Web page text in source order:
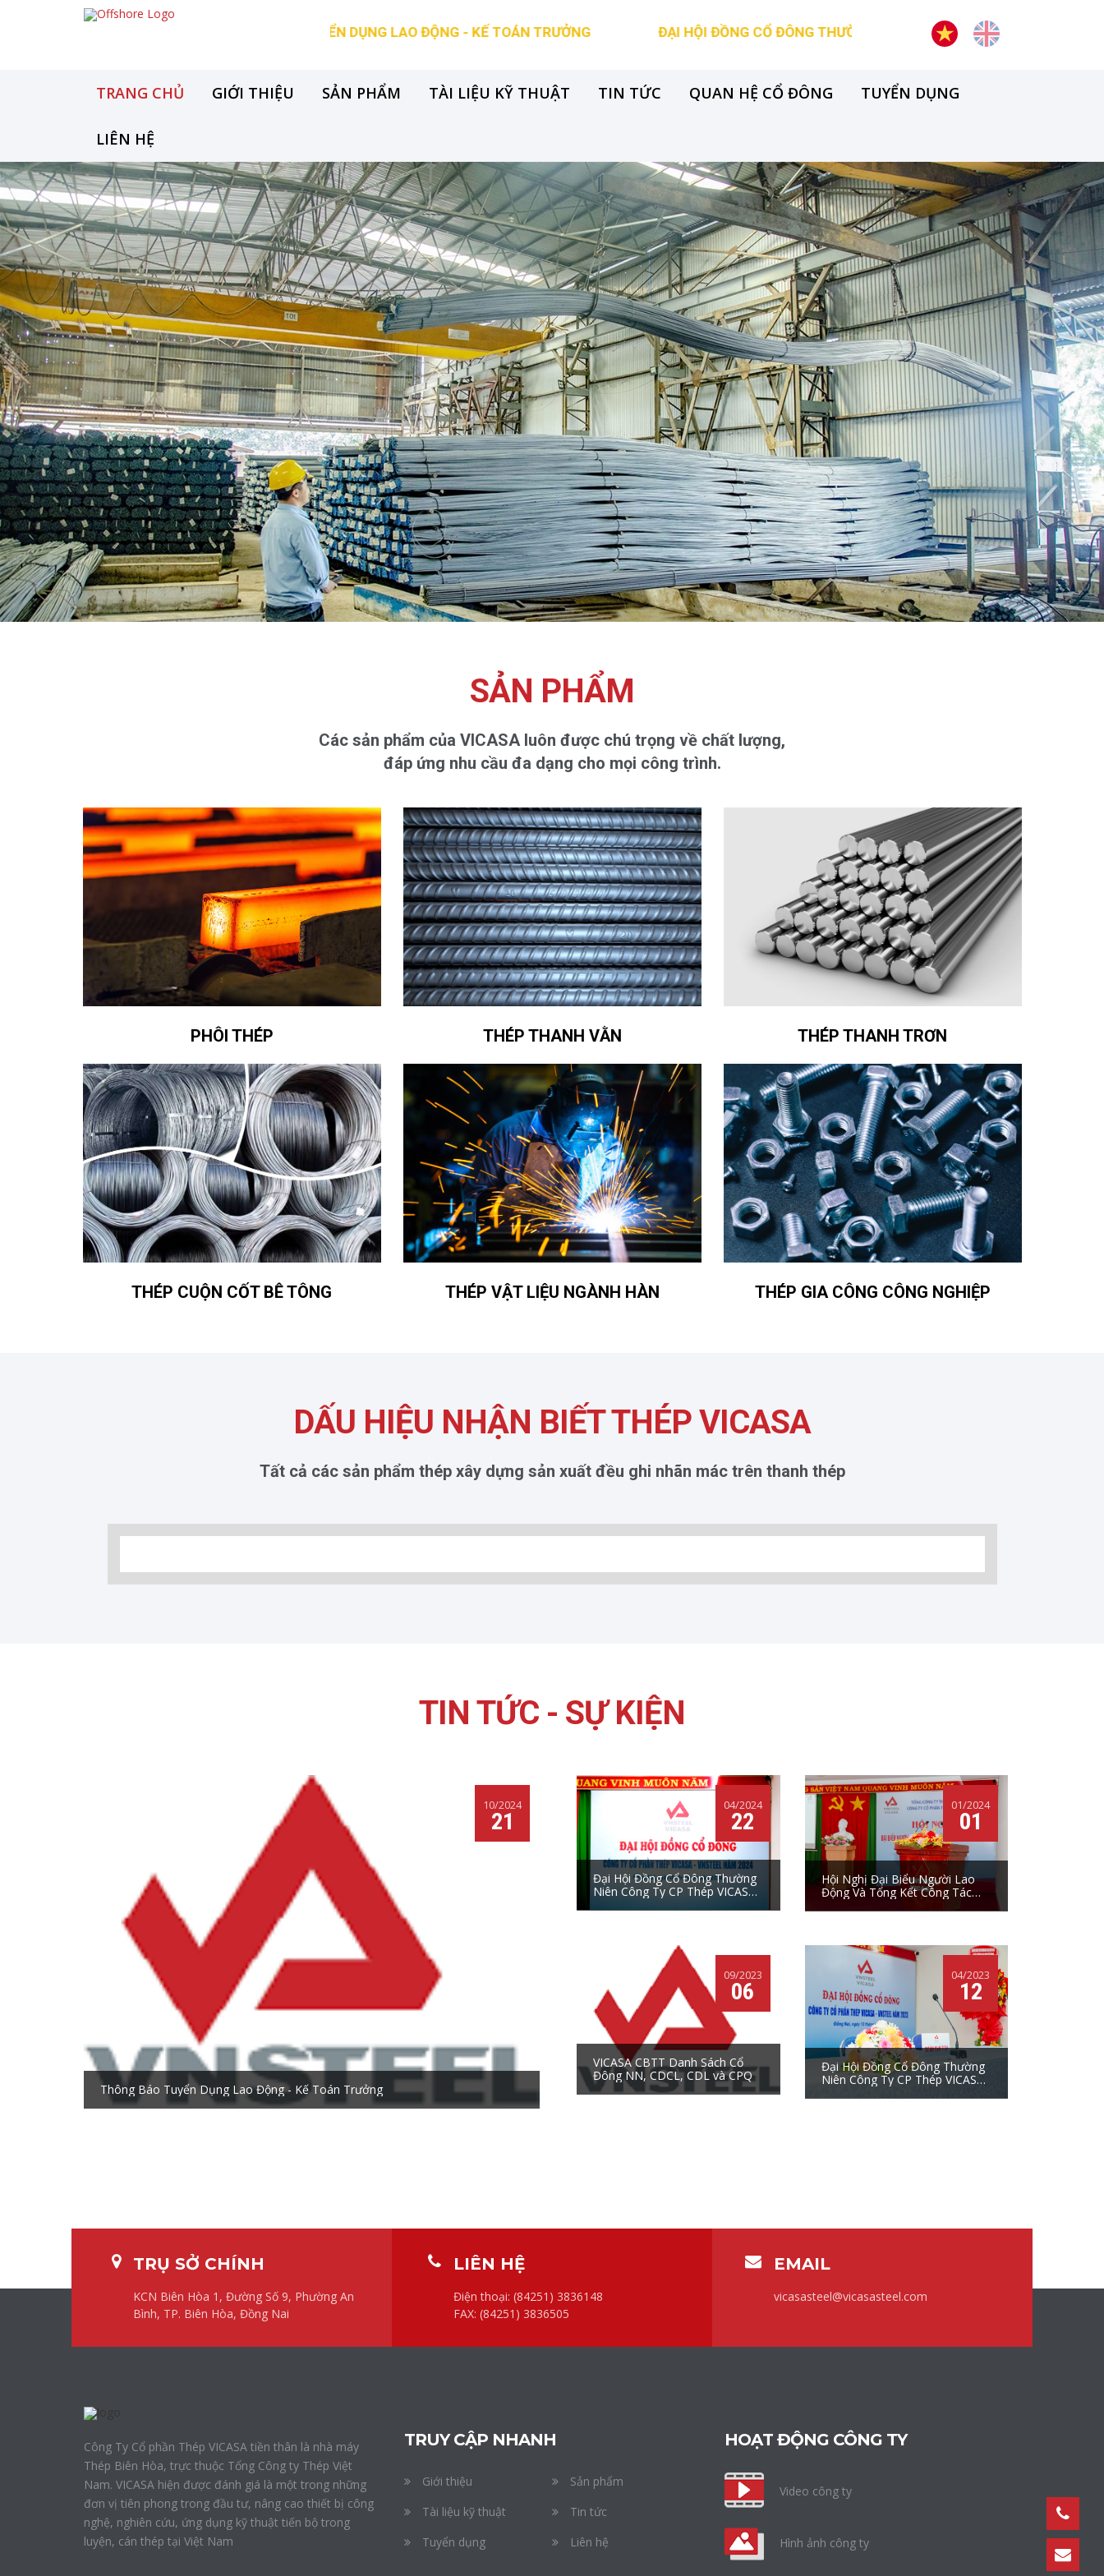
THÔNG BÁO TUYỂN DỤNG LAO ĐỘNG - KẾ TOÁN TRƯỞNG ĐẠI HỘI ĐỒNG CỔ ĐÔNG THƯỜNG NIÊN CÔNG TY CP THÉP VICASA -
TRANG CHỦ GIỚI THIỆU SẢN PHẨM TÀI LIỆU KỸ THUẬT TIN TỨC QUAN HỆ CỔ ĐÔNG TUYỂN DỤNG
LIÊN HỆ
SẢN PHẨM
Các sản phẩm của VICASA luôn được chú trọng về chất lượng,
đáp ứng nhu cầu đa dạng cho mọi công trình.
PHÔI THÉP THÉP THANH VẰN THÉP THANH TRƠN
THÉP CUỘN CỐT BÊ TÔNG THÉP VẬT LIỆU NGÀNH HÀN THÉP GIA CÔNG CÔNG NGHIỆP
DẤU HIỆU NHẬN BIẾT THÉP VICASA
Tất cả các sản phẩm thép xây dựng sản xuất đều ghi nhãn mác trên thanh thép
TIN TỨC - SỰ KIỆN
10/2024
21
Thông Báo Tuyển Dụng Lao Động - Kế Toán Trưởng
04/2024
22
Đại Hội Đồng Cổ Đông Thường
Niên Công Ty CP Thép VICASA -
01/2024
01
Hội Nghị Đại Biểu Người Lao
Động Và Tổng Kết Công Tác
09/2023
06
VICASA CBTT Danh Sách Cổ
Đông NN, CDCL, CDL và CPQ
04/2023
12
Đại Hội Đồng Cổ Đông Thường
Niên Công Ty CP Thép VICASA -
TRỤ SỞ CHÍNH
KCN Biên Hòa 1, Đường Số 9, Phường An
Bình, TP. Biên Hòa, Đồng Nai
LIÊN HỆ
Điện thoại: (84251) 3836148
FAX: (84251) 3836505
EMAIL
vicasasteel@vicasasteel.com
Công Ty Cổ phần Thép VICASA tiền thân là nhà máy
Thép Biên Hòa, trực thuộc Tổng Công ty Thép Việt
Nam. VICASA hiện được đánh giá là một trong những
đơn vị tiên phong trong đầu tư, nâng cao thiết bị công
nghệ, nghiên cứu, ứng dụng kỹ thuật tiến bộ trong
luyện, cán thép tại Việt Nam
TRUY CẬP NHANH
Giới thiệu
Sản phẩm
Tài liệu kỹ thuật
Tin tức
Tuyển dụng
Liên hệ
HOẠT ĐỘNG CÔNG TY
Video công ty
Hình ảnh công ty